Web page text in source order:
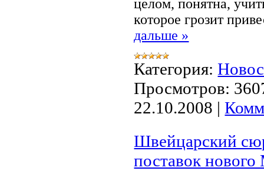
целом, понятна,
которое грозит
дальше »
Категория:
Просмотров:
22.10.2008 |
Швейцарский
поставок